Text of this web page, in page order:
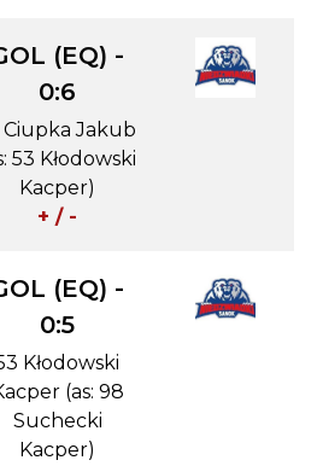
(EQ) -
0:6
Ciupka Jakub
53 Kłodowski
Kacper)
+ / -
(EQ) -
0:5
Kłodowski
(as: 98
Suchecki
Kacper)